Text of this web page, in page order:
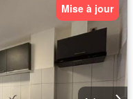
Mise à jour